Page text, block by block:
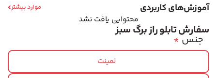
آموزش‌های کاربردی موارد بیشتر
محتوایی یافت نشد
سفارش تابلو راز برگ سبز
* جنس
لمینت